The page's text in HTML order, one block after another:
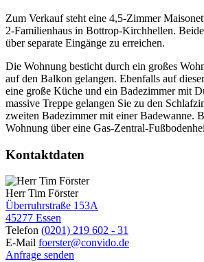
Zum Verkauf steht eine 4,5-Zimmer
2-Familienhaus in Bottrop-Kirchhellen.
über separate Eingänge zu erreichen.
Die Wohnung besticht durch ein großes
auf den Balkon gelangen. Ebenfalls auf
eine große Küche und ein Badezimmer mit
massive Treppe gelangen Sie zu den
zweiten Badezimmer mit einer Badewanne.
Wohnung über eine Gas-Zentral-
Kontaktdaten
Herr Tim Förster
Überruhrstraße 153A
45277 Essen
Telefon (0201) 219 602 - 31
E-Mail foerster@convido.de
Anfrage senden